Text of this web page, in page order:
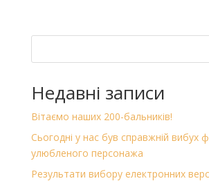
Недавні записи
Вітаємо наших 200-бальників!
Сьогодні у нас був справжній вибух
улюбленого персонажа
Результати вибору електронних